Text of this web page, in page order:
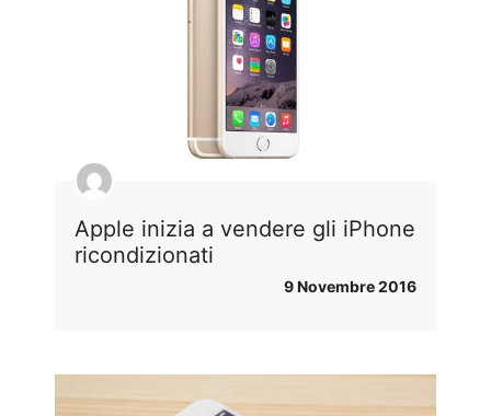
Apple inizia a vendere gli iPhone
ricondizionati
9 Novembre 2016